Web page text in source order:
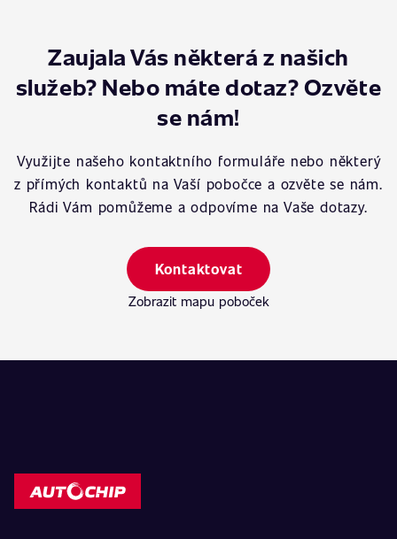
Zaujala Vás některá z našich
služeb? Nebo máte dotaz? Ozvěte
se nám!
Využijte našeho kontaktního formuláře nebo některý
z přímých kontaktů na Vaší pobočce a ozvěte se nám.
Rádi Vám pomůžeme a odpovíme na Vaše dotazy.
Kontaktovat
Zobrazit mapu poboček